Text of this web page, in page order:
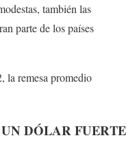
también las
parte de los países
la remesa promedio
DÓLAR FUERTE